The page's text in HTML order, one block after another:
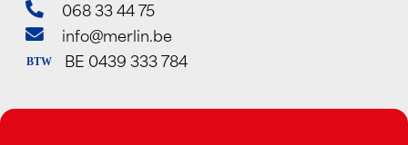
068 33 44 75
info@merlin.be
BTW BE 0439 333 784